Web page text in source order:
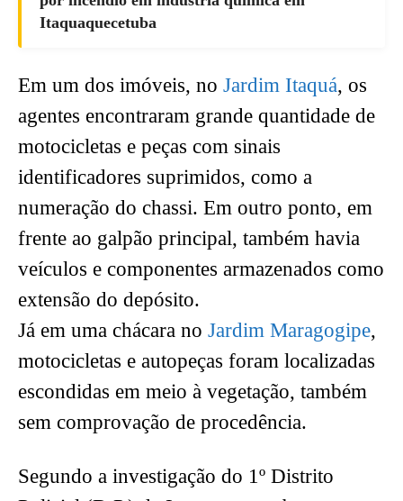
Itaquaquecetuba
Em um dos imóveis, no Jardim Itaquá, os
agentes encontraram grande quantidade de
motocicletas e peças com sinais
identificadores suprimidos, como a
numeração do chassi. Em outro ponto, em
frente ao galpão principal, também havia
veículos e componentes armazenados como
extensão do depósito.
Já em uma chácara no Jardim Maragogipe,
motocicletas e autopeças foram localizadas
escondidas em meio à vegetação, também
sem comprovação de procedência.
Segundo a investigação do 1º Distrito